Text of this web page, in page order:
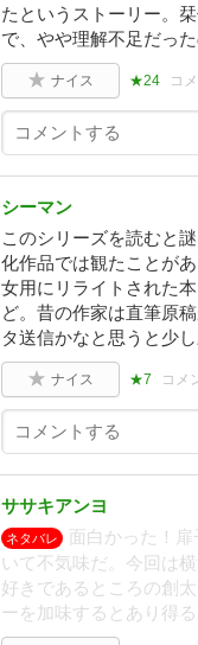
たというストーリー。
で、やや理解不足だった
ナイス ★24 コ
シーマン
このシリーズを読むと
化作品では観たことが
女用にリライトされた
ど。昔の作家は直筆原
タ送信かなと思うと少
ナイス ★7 コメ
ササキアンヨ
ネタバレ
面白かった！
いて不気味だ。今回は
好きであるところの創
ーを加味するとあり得る